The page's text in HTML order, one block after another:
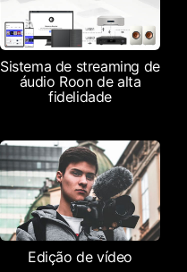
Sistema de streaming de
áudio Roon de alta
fidelidade
Edição de vídeo